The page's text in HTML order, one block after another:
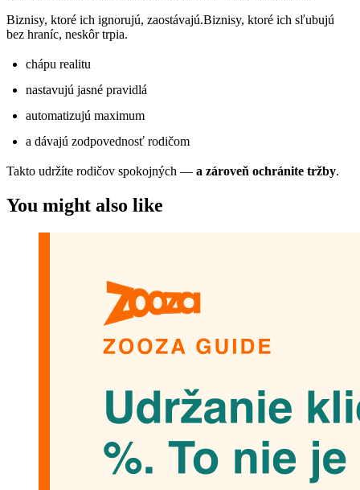
Biznisy, ktoré ich ignorujú, zaostávajú.Biznisy, ktoré ich sľubujú
bez hraníc, neskôr trpia.
chápu realitu
nastavujú jasné pravidlá
automatizujú maximum
a dávajú zodpovednosť rodičom
Takto udržíte rodičov spokojných — a zároveň ochránite tržby.
You might also like